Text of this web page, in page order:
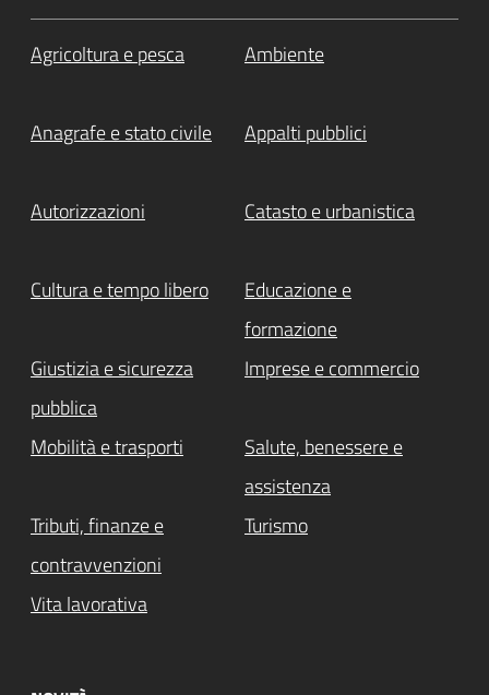
Agricoltura e pesca Ambiente
Anagrafe e stato civile Appalti pubblici
Autorizzazioni Catasto e urbanistica
Cultura e tempo libero
Educazione e
formazione
Giustizia e sicurezza
pubblica
Imprese e commercio
Mobilità e trasporti
Salute, benessere e
assistenza
Tributi, finanze e
contravvenzioni
Turismo
Vita lavorativa